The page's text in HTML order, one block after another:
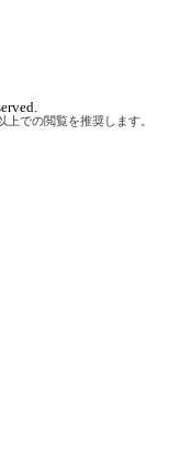
での閲覧を推奨します。